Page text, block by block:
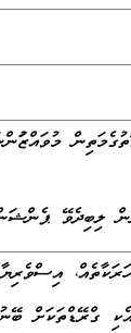
ލިބިދެވޭ
ގްރޭޑްތަކަށް